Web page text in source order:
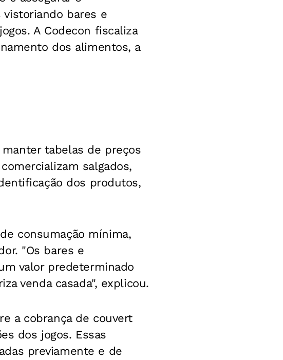
bares e
A Codecon fiscaliza
dos alimentos, a
tabelas de preços
salgados,
dos produtos,
consumação mínima,
"Os bares e
valor predeterminado
venda casada", explicou.
a cobrança de couvert
dos jogos. Essas
previamente e de